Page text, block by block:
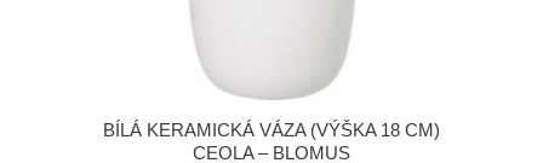
BÍLÁ KERAMICKÁ VÁZA (VÝŠKA 18 CM)
CEOLA – BLOMUS